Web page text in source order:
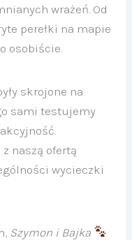
wrażeń. Od
perełki na mapie
osobiście.
skrojone na
sami testujemy
naszą ofertą
wycieczki
Szymon i Bajka